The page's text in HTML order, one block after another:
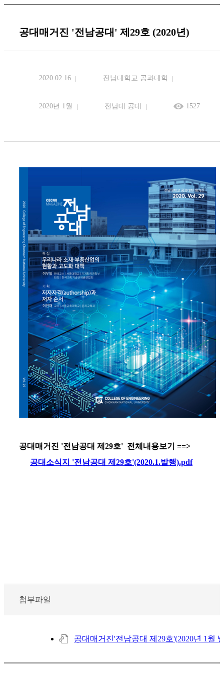
공대매거진 '전남공대' 제29호 (2020년)
2020.02.16 전남대학교 공과대학
2020년 1월 전남대 공대 1527
공대매거진 '전남공대 제29호' 전체내용보기 ==>
공대소식지 '전남공대 제29호'(2020.1.발행).pdf
첨부파일
공대매거진'전남공대 제29호'(2020년 1월